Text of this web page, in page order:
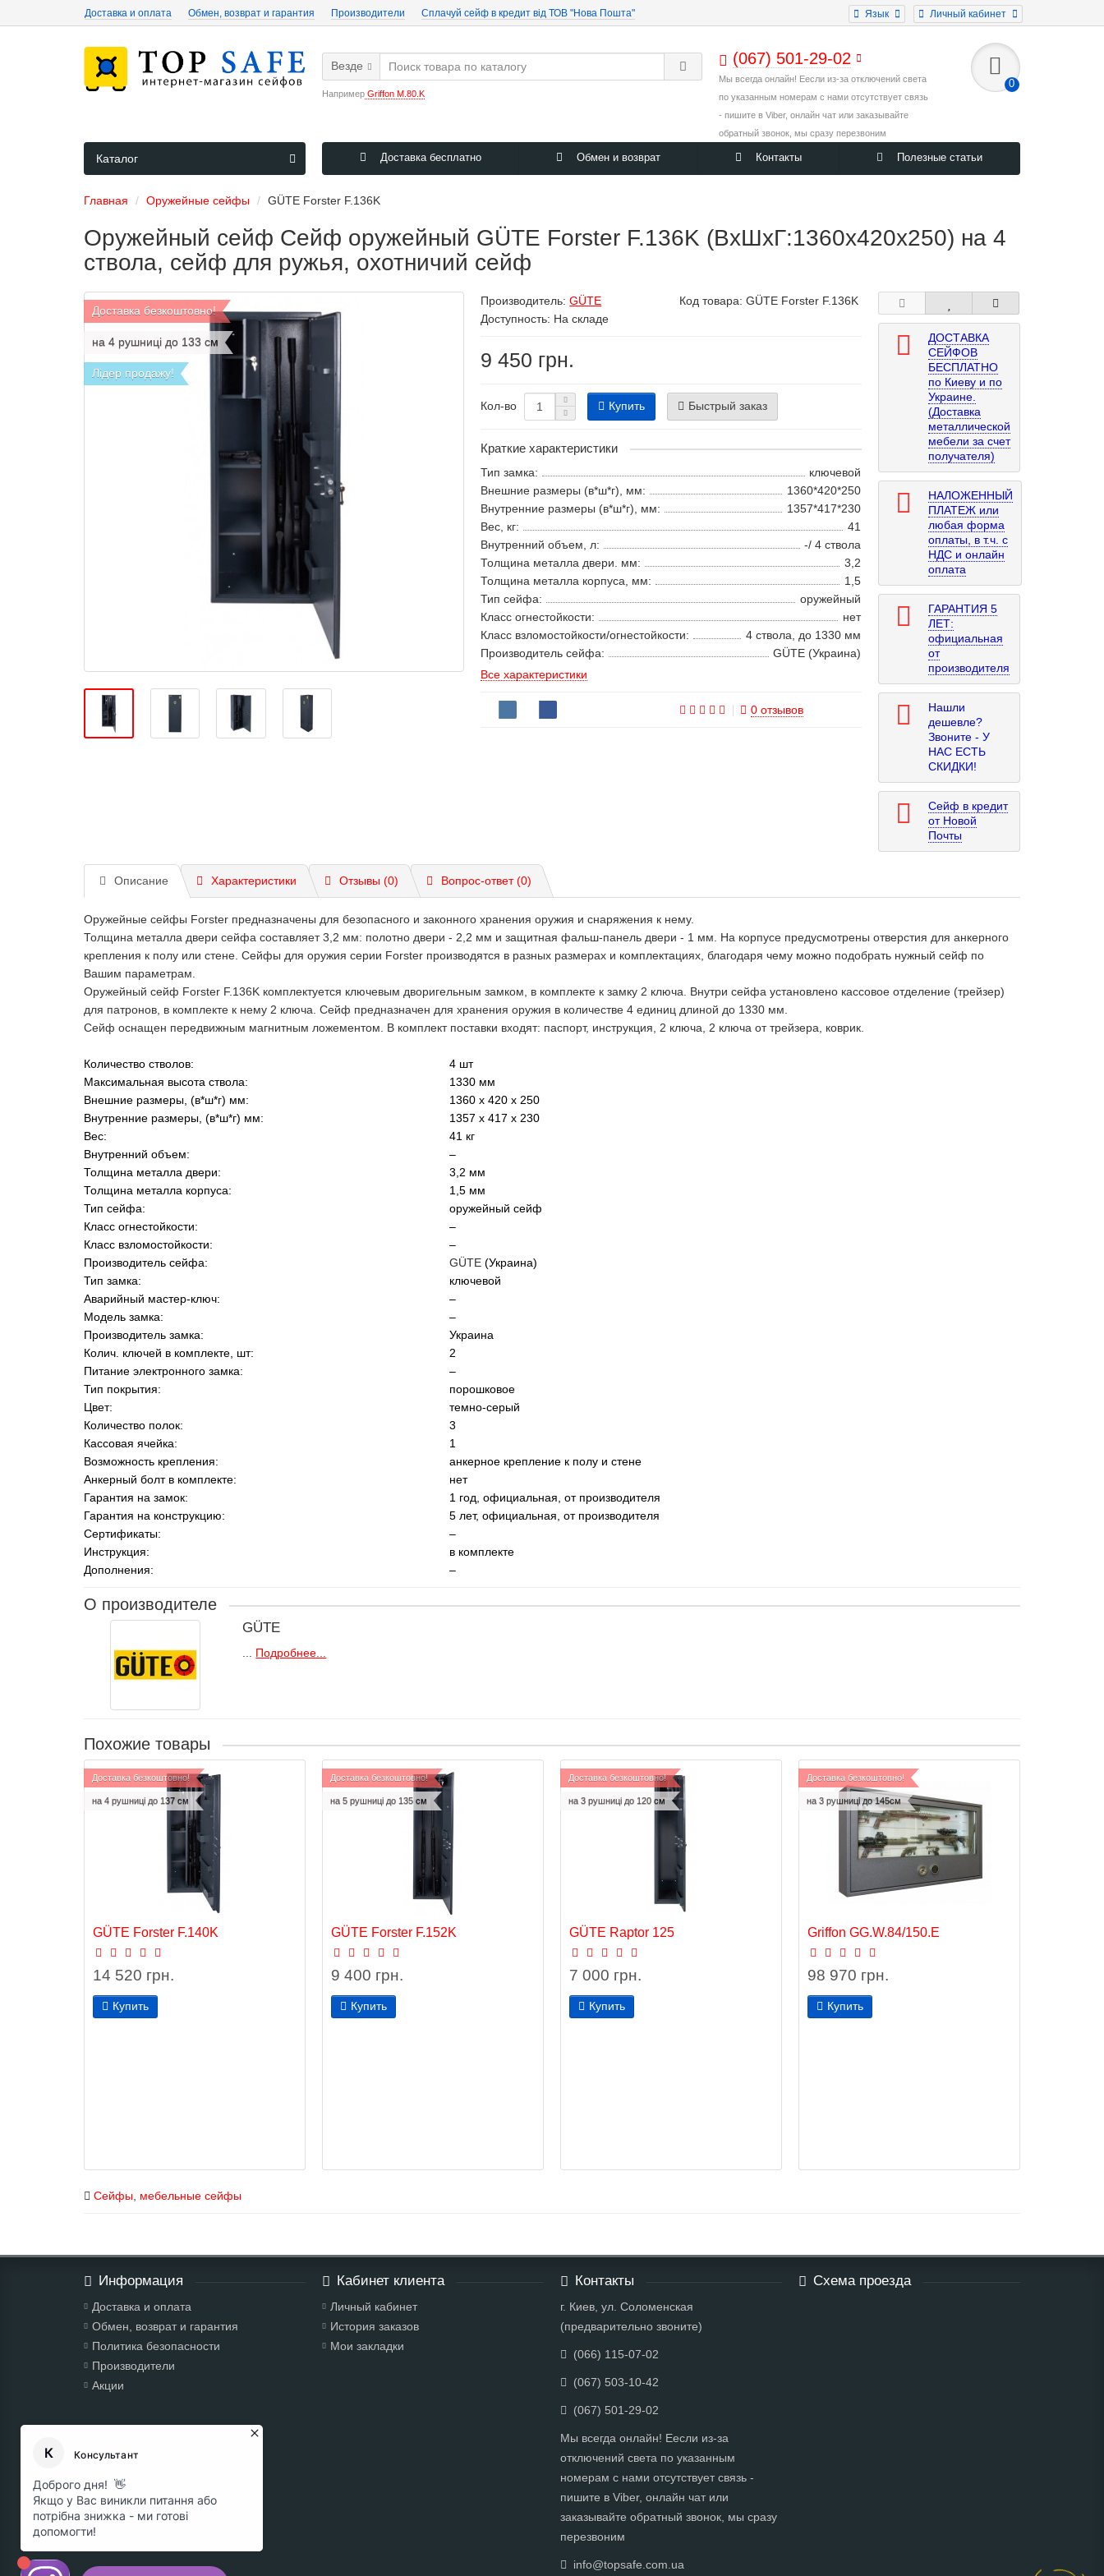
Личный кабинет
Язык
Доставка и оплата Обмен, возврат и гарантия Производители Cплачуй сейф в кредит від ТОВ "Нова Пошта"
(067) 501-29-02
Мы всегда онлайн! Еесли из-за отключений света
по указанным номерам с нами отсутствует связь
- пишите в Viber, онлайн чат или заказывайте
обратный звонок, мы сразу перезвоним
0
Везде
Например Griffon M.80.K
Доставка бесплатно Обмен и возврат Контакты Полезные статьи
Каталог
Главная Оружейные сейфы GÜTE Forster F.136K
Оружейный сейф Сейф оружейный GÜTE Forster F.136K (ВxШxГ:1360x420x250) на 4
ствола, сейф для ружья, охотничий сейф
Доставка безкоштовно!
на 4 рушниці до 133 см
Лідер продажу!
Производитель:GÜTE Код товара: GÜTE Forster F.136K
Доступность: На складе
9 450 грн.
Кол-во Купить Быстрый заказ
Краткие характеристики
Тип замка:
ключевой
Внешние размеры (в*ш*г), мм:
1360*420*250
Внутренние размеры (в*ш*г), мм:
1357*417*230
Вес, кг:
41
Внутренний объем, л:
-/ 4 ствола
Толщина металла двери. мм:
3,2
Толщина металла корпуса, мм:
1,5
Тип сейфа:
оружейный
Класс огнестойкости:
нет
Класс взломостойкости/огнестойкости:
4 ствола, до 1330 мм
Производитель сейфа:
GÜTE (Украина)
Все характеристики
0 отзывов
ДОСТАВКА
СЕЙФОВ
БЕСПЛАТНО
по Киеву и по
Украине.
(Доставка
металлической
мебели за счет
получателя)
НАЛОЖЕННЫЙ
ПЛАТЕЖ или
любая форма
оплаты, в т.ч. с
НДС и онлайн
оплата
ГАРАНТИЯ 5
ЛЕТ:
официальная
от
производителя
Нашли
дешевле?
Звоните - У
НАС ЕСТЬ
СКИДКИ!
Сейф в кредит
от Новой
Почты
Описание Характеристики Отзывы (0) Вопрос-ответ(0)
Оружейные сейфы Forster предназначены для безопасного и законного хранения оружия и снаряжения к нему.
Толщина металла двери сейфа составляет 3,2 мм: полотно двери - 2,2 мм и защитная фальш-панель двери - 1 мм. На корпусе предусмотрены отверстия для анкерного
крепления к полу или стене. Сейфы для оружия серии Forster производятся в разных размерах и комплектациях, благодаря чему можно подобрать нужный сейф по
Вашим параметрам.
Оружейный сейф Forster F.136K комплектуется ключевым дворигельным замком, в комплекте к замку 2 ключа. Внутри сейфа установлено кассовое отделение (трейзер)
для патронов, в комплекте к нему 2 ключа. Сейф предназначен для хранения оружия в количестве 4 единиц длиной до 1330 мм.
Сейф оснащен передвижным магнитным ложементом. В комплект поставки входят: паспорт, инструкция, 2 ключа, 2 ключа от трейзера, коврик.
Количество стволов:
4 шт
Максимальная высота ствола:
1330 мм
Внешние размеры, (в*ш*г) мм:
1360 x 420 x 250
Внутренние размеры, (в*ш*г) мм:
1357 x 417 x 230
Вес:
41 кг
Внутренний объем:
–
Толщина металла двери:
3,2 мм
Толщина металла корпуса:
1,5 мм
Тип сейфа:
оружейный сейф
Класс огнестойкости:
–
Класс взломостойкости:
–
Производитель сейфа:
GÜTE (Украина)
Тип замка:
ключевой
Аварийный мастер-ключ:
–
Модель замка:
–
Производитель замка:
Украина
Колич. ключей в комплекте, шт:
2
Питание электронного замка:
–
Тип покрытия:
порошковое
Цвет:
темно-серый
Количество полок:
3
Кассовая ячейка:
1
Возможность крепления:
анкерное крепление к полу и стене
Анкерный болт в комплекте:
нет
Гарантия на замок:
1 год, официальная, от производителя
Гарантия на конструкцию:
5 лет, официальная, от производителя
Сертификаты:
–
Инструкция:
в комплекте
Дополнения:
–
О производителе
GÜTE
Подробнее...
Похожие товары
Доставка безкоштовно!
на 4 рушниці до 137 см
GÜTE Forster F.140K
14 520 грн.
Купить
Доставка безкоштовно!
на 5 рушниці до 135 см
GÜTE Forster F.152K
9 400 грн.
Купить
Доставка безкоштовно!
на 3 рушниці до 120 см
GÜTE Raptor 125
7 000 грн.
Купить
Доставка безкоштовно!
на 3 рушниці до 145см
Griffon GG.W.84/150.E
98 970 грн.
Купить
Сейфы мебельные сейфы
Информация
Доставка и оплата
Обмен, возврат и гарантия
Политика безопасности
Производители
Акции
Кабинет клиента
Личный кабинет
История заказов
Мои закладки
Контакты
г. Киев, ул. Соломенская
(предварительно звоните)
(066) 115-07-02
(067) 503-10-42
(067) 501-29-02
Мы всегда онлайн! Еесли из-за
отключений света по указанным
номерам с нами отсутствует связь -
пишите в Viber, онлайн чат или
заказывайте обратный звонок, мы сразу
перезвоним
info@topsafe.com.ua
Схема проезда